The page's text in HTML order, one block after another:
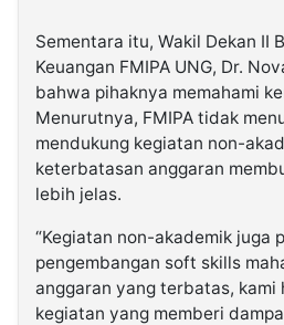
Sementara itu, Wakil Dekan II
Keuangan FMIPA UNG, Dr.
bahwa pihaknya memahami
Menurutnya, FMIPA tidak
mendukung kegiatan non-
keterbatasan anggaran
lebih jelas.
“Kegiatan non-akademik juga
pengembangan soft skills
anggaran yang terbatas, kami
kegiatan yang memberi